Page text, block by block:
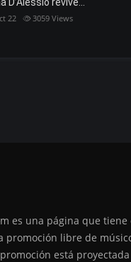
D’Alessio revive…
22 3059 Views
es una página que tiene
promoción libre de
está proyectada